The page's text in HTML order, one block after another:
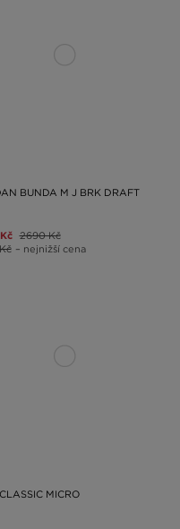
BUNDA M J BRK DRAFT
2690 Kč
– nejnižší cena
MICRO